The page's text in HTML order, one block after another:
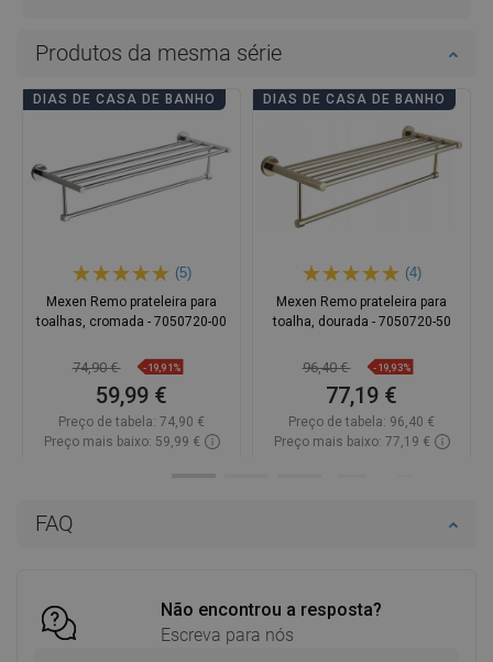
FAQ
Não encontrou a resposta?
Escreva para nós
Produtos da mesma série
DIAS DE CASA DE BANHO
(5)
Mexen Remo prateleira para
toalhas, cromada - 7050720-00
74,90 € -19,91%
59,99 €
Preço de tabela: 74,90 €
Preço mais baixo: 59,99 €
DIAS DE CASA DE BANHO
(4)
Mexen Remo prateleira para
toalha, dourada - 7050720-50
96,40 € -19,93%
77,19 €
Preço de tabela: 96,40 €
Preço mais baixo: 77,19 €